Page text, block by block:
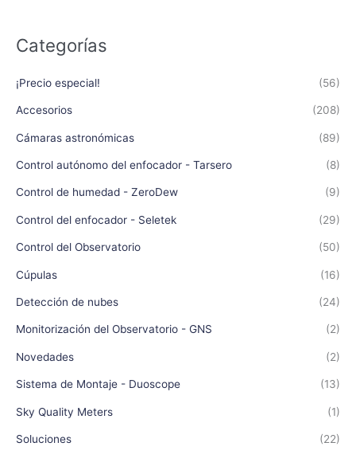
Categorías
¡Precio especial! (56)
Accesorios (208)
Cámaras astronómicas (89)
Control autónomo del enfocador - Tarsero (8)
Control de humedad - ZeroDew (9)
Control del enfocador - Seletek (29)
Control del Observatorio (50)
Cúpulas (16)
Detección de nubes (24)
Monitorización del Observatorio - GNS (2)
Novedades (2)
Sistema de Montaje - Duoscope (13)
Sky Quality Meters (1)
Soluciones (22)